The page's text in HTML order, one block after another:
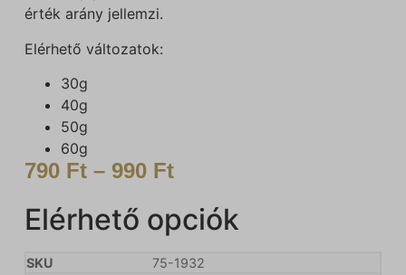
érték arány jellemzi.
Elérhető változatok:
30g
40g
50g
60g
790 Ft – 990 Ft
Elérhető opciók
75-1932